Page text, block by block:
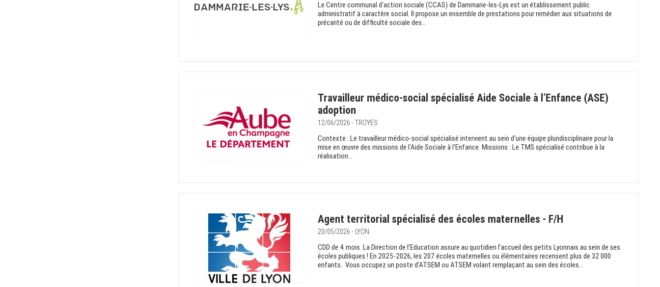
Le Centre communal d'action sociale (CCAS) de Dammarie-les-Lys est un établissement public
administratif à caractère social. Il propose un ensemble de prestations pour remédier aux situations de
précarité ou de difficulté sociale des...
Travailleur médico-social spécialisé Aide Sociale à l’Enfance (ASE)
adoption
12/06/2026 - TROYES
Contexte : Le travailleur médico-social spécialisé intervient au sein d'une équipe pluridisciplinaire pour la
mise en œuvre des missions de l'Aide Sociale à l'Enfance. Missions : Le TMS spécialisé contribue à la
réalisation...
Agent territorial spécialisé des écoles maternelles - F/H
20/05/2026 - LYON
CDD de 4 mois La Direction de l’Education assure au quotidien l’accueil des petits Lyonnais au sein de ses
écoles publiques ! En 2025-2026, les 207 écoles maternelles ou élémentaires recensent plus de 32 000
enfants. Vous occupez un poste d'ATSEM ou ATSEM volant remplaçant au sein des écoles...